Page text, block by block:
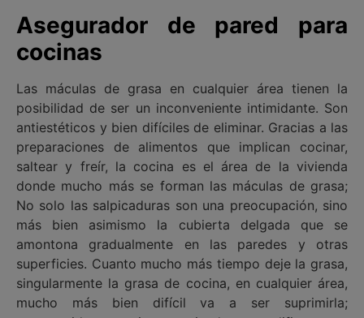
Asegurador de pared para
cocinas
Las máculas de grasa en cualquier área tienen la
posibilidad de ser un inconveniente intimidante. Son
antiestéticos y bien difíciles de eliminar. Gracias a las
preparaciones de alimentos que implican cocinar,
saltear y freír, la cocina es el área de la vivienda
donde mucho más se forman las máculas de grasa;
No solo las salpicaduras son una preocupación, sino
más bien asimismo la cubierta delgada que se
amontona gradualmente en las paredes y otras
superficies. Cuanto mucho más tiempo deje la grasa,
singularmente la grasa de cocina, en cualquier área,
mucho más bien difícil va a ser suprimirla;